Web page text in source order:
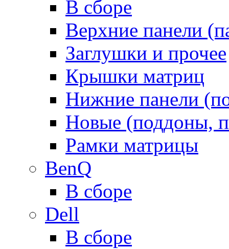
В сборе
Верхние панели
Заглушки и прочее
Крышки матриц
Нижние панели
Новые (поддоны,
Рамки матрицы
BenQ
В сборе
Dell
В сборе